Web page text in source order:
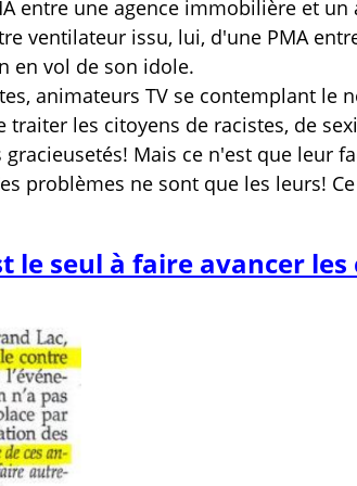
entre une agence immobilière et
ventilateur issu, lui, d'une PMA
en vol de son idole.
animateurs TV se contemplant le
les citoyens de racistes, de
Mais ce n'est que leur
problèmes ne sont que les leurs!
seul à faire avancer les